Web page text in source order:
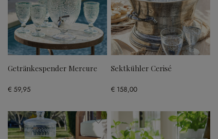
Getränkespender Mercure
€ 59,95
Sektkühler Cerisé
€ 158,00